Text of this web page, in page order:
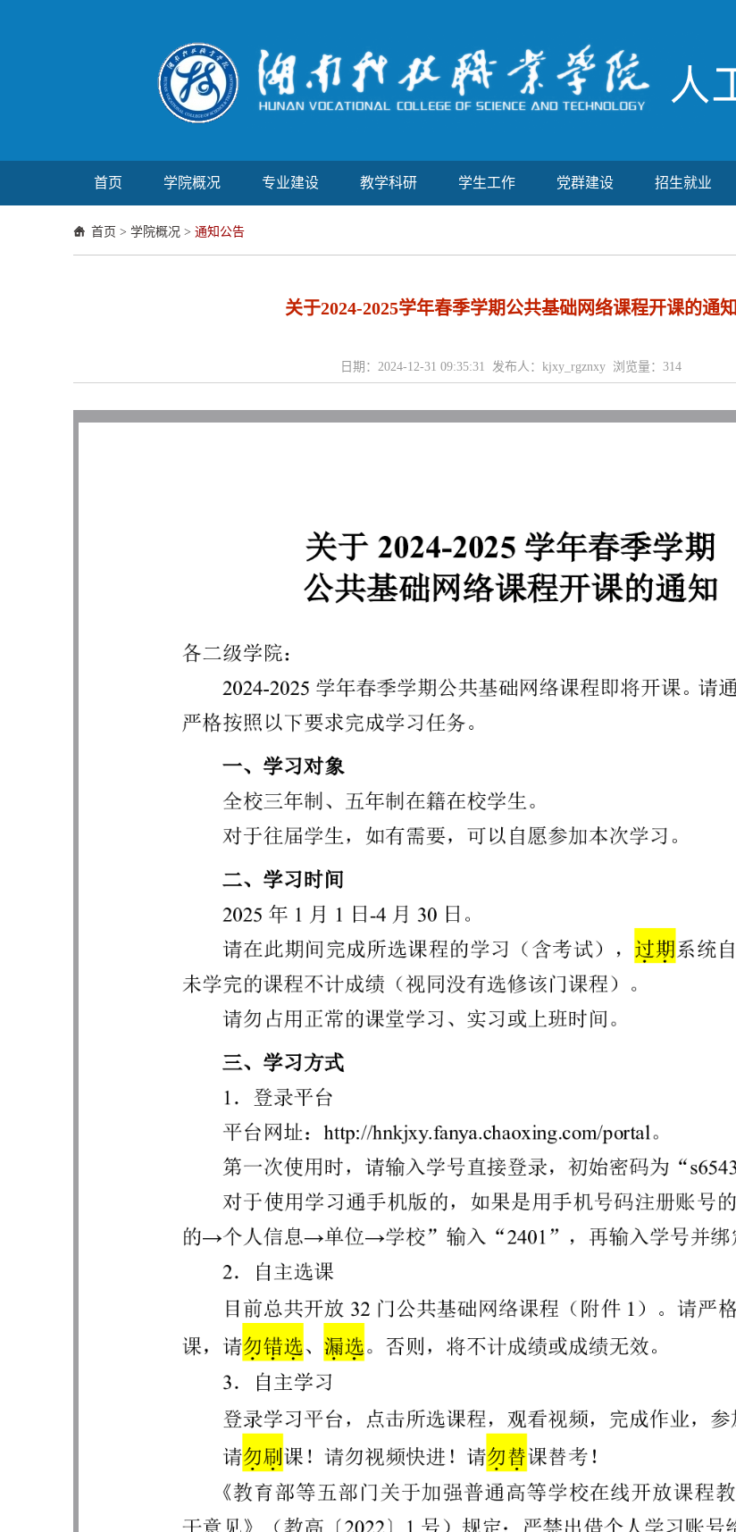
首页 学院概况 专业建设 教学科研 学生工作 党群建设 招生就业
首页 > 学院概况 > 通知公告
关于2024-2025学年春季学期公共基础网络课程开课的通知
日期：2024-12-31 09:35:31 发布人：kjxy_rgznxy 浏览量： 314